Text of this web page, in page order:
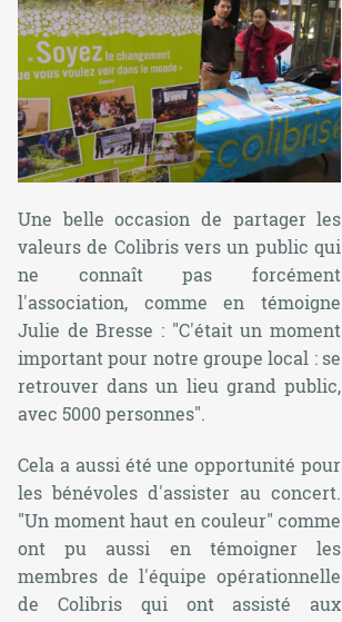
Une belle occasion de partager les
valeurs de Colibris vers un public qui
ne connaît pas forcément
l'association, comme en témoigne
Julie de Bresse : "C'était un moment
important pour notre groupe local : se
retrouver dans un lieu grand public,
avec 5000 personnes".
Cela a aussi été une opportunité pour
les bénévoles d'assister au concert.
"Un moment haut en couleur" comme
ont pu aussi en témoigner les
membres de l'équipe opérationnelle
de Colibris qui ont assisté aux